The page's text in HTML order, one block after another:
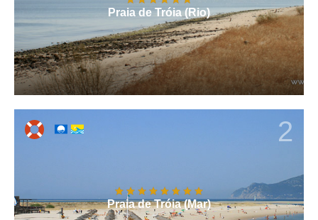
Praia de Tróia (Rio)
2
Praia de Tróia (Mar)